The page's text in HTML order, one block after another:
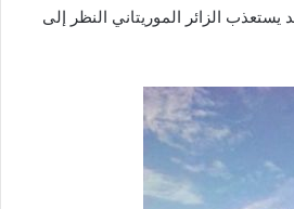
يستعذب الزائر الموريتاني النظر إلى